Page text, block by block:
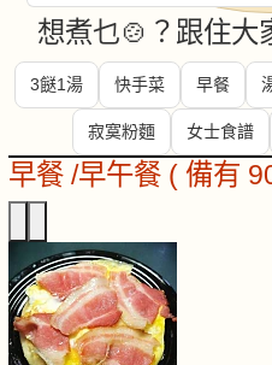
想煮乜🍲？跟住大
3餸1湯 快手菜 早餐
寂寞粉麵 女士食譜
早餐 /早午餐 ( 備有